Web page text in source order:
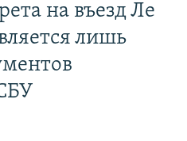
на въезд Ле
лишь